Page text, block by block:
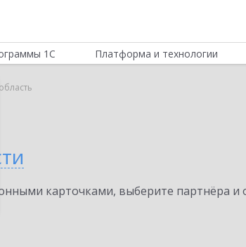
1С Платформа и технологии
карточками, выберите партнёра и